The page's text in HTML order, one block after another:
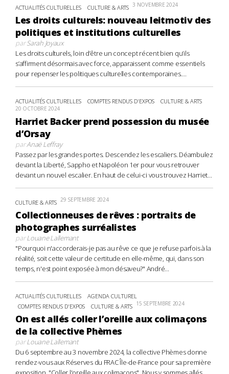
ACTUALITÉS CULTURELLES CULTURE & ARTS 3 NOVEMBRE 2024
Les droits culturels: nouveau leitmotiv des
politiques et institutions culturelles
parSarah Joyaux
Les droits culturels, loin d’être un concept récent bien qu’ils
s’affirment désormais avec force, apparaissent comme essentiels
pour repenser les politiques culturelles contemporaines....
ACTUALITÉS CULTURELLES COMPTES RENDUS D'EXPOS CULTURE & ARTS
20 OCTOBRE 2024
Harriet Backer prend possession du musée
d’Orsay
parAnaë Leffray
Passez par les grandes portes. Descendez les escaliers. Déambulez
devant la Liberté, Sappho et Napoléon 1er pour vous retrouver
devant un nouvel escalier. En haut de celui-ci vous trouvez Harriet...
CULTURE & ARTS 29 SEPTEMBRE 2024
Collectionneuses de rêves : portraits de
photographes surréalistes
parLouane Lallemant
"Pourquoi n'accorderais-je pas au rêve ce que je refuse parfois à la
réalité, soit cette valeur de certitude en elle-même, qui, dans son
temps, n'est point exposée à mon désaveu?" André...
ACTUALITÉS CULTURELLES
AGENDA CULTUREL
COMPTES RENDUS D'EXPOS
CULTURE & ARTS 15 SEPTEMBRE 2024
On est allés coller l’oreille aux colimaçons
de la collective Phèmes
parLouane Lallemant
Du 6 septembre au 3 novembre 2024, la collective Phèmes donne
rendez-vous aux Réserves du FRAC Île-de-France pour sa première